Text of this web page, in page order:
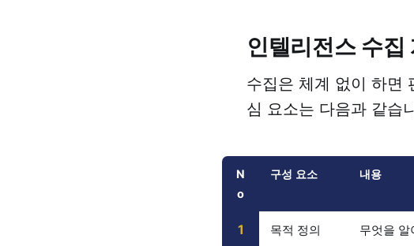
인텔리전스 수집
수집은 체계 없이 하면
심 요소는 다음과 같습
N
o
구성 요소 내용
1 목적 정의 무엇을